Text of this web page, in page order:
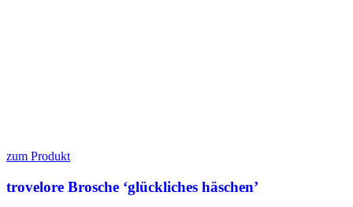
zum Produkt
trovelore Brosche ‘glückliches häschen’